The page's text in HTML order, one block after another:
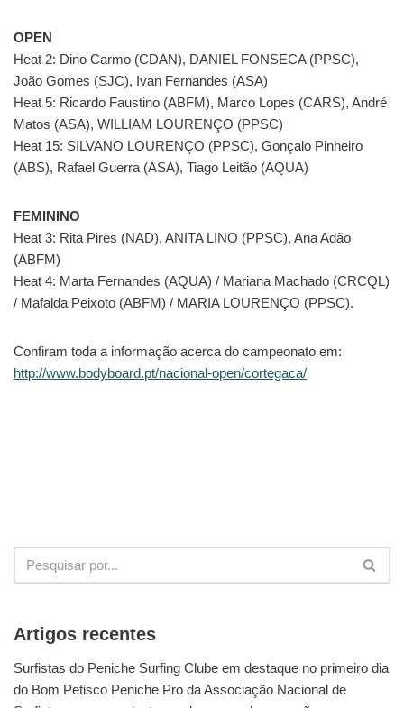
OPEN
Heat 2: Dino Carmo (CDAN), DANIEL FONSECA (PPSC),
João Gomes (SJC), Ivan Fernandes (ASA)
Heat 5: Ricardo Faustino (ABFM), Marco Lopes (CARS), André
Matos (ASA), WILLIAM LOURENÇO (PPSC)
Heat 15: SILVANO LOURENÇO (PPSC), Gonçalo Pinheiro
(ABS), Rafael Guerra (ASA), Tiago Leitão (AQUA)
FEMININO
Heat 3: Rita Pires (NAD), ANITA LINO (PPSC), Ana Adão
(ABFM)
Heat 4: Marta Fernandes (AQUA) / Mariana Machado (CRCQL)
/ Mafalda Peixoto (ABFM) / MARIA LOURENÇO (PPSC).
Confiram toda a informação acerca do campeonato em:
http://www.bodyboard.pt/nacional-open/cortegaca/
Artigos recentes
Surfistas do Peniche Surfing Clube em destaque no primeiro dia
do Bom Petisco Peniche Pro da Associação Nacional de